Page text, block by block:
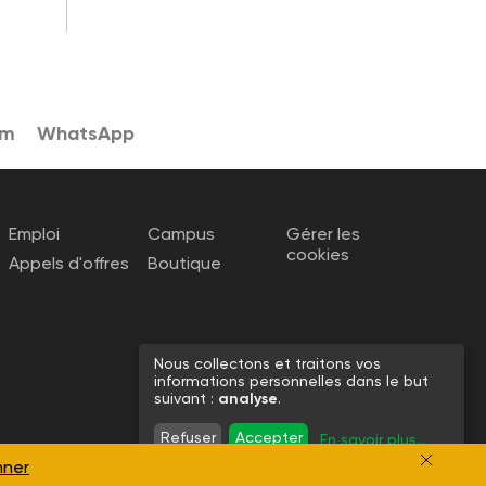
WhatsApp
Emploi
Appels d'offres
Campus
Boutique
Gérer les
cookies
Nous collectons et traitons vos
informations personnelles dans le but
suivant : analyse.
Refuser Accepter En savoir plus...